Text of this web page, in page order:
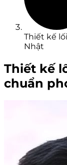
Thiết kế
Nhật
Thiết kế
chuẩn